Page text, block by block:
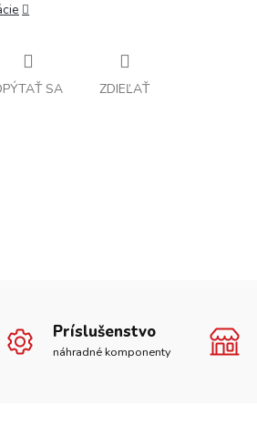
SA ZDIEĽAŤ
Príslušenstvo
náhradné komponenty